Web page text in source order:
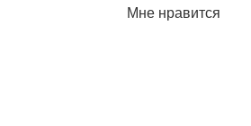
Мне нравится